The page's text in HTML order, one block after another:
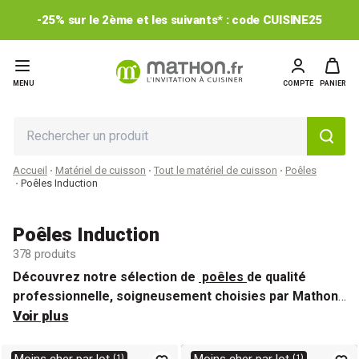
-25% sur le 2ème et les suivants* : code CUISINE25
MENU COMPTE PANIER
Accueil Matériel de cuisson Tout le matériel de cuisson
Poêles
Poêles Induction
Poêles Induction
378 produits
Découvrez notre sélection de poêles de qualité
professionnelle, soigneusement choisies par Mathon
pour vous permettre de cuisiner à la perfection.
performantes, mais aussi des
poêles inox compatibles
Voir plus